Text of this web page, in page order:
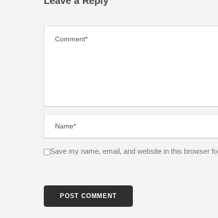
Save my name, email, and website in this browser